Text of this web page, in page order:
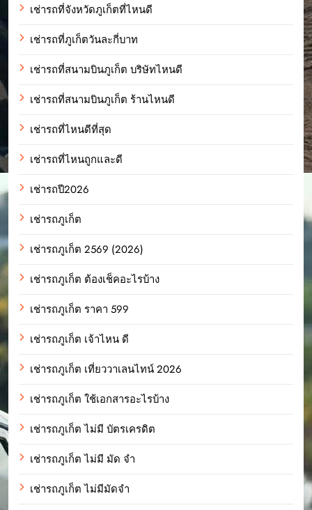
เช่ารถที่จังหวัดภูเก็ตที่ไหนดี
เช่ารถที่ภูเก็ตวันละกี่บาท
เช่ารถที่สนามบินภูเก็ต บริษัทไหนดี
เช่ารถที่สนามบินภูเก็ต ร้านไหนดี
เช่ารถที่ไหนดีที่สุด
เช่ารถที่ไหนถูกและดี
เช่ารถปี2026
เช่ารถภูเก็ต
เช่ารถภูเก็ต 2569 (2026)
เช่ารถภูเก็ต ต้องเช็คอะไรบ้าง
เช่ารถภูเก็ต ราคา 599
เช่ารถภูเก็ต เจ้าไหน ดี
เช่ารถภูเก็ต เที่ยววาเลนไทน์ 2026
เช่ารถภูเก็ต ใช้เอกสารอะไรบ้าง
เช่ารถภูเก็ต ไม่มี บัตรเครดิต
เช่ารถภูเก็ต ไม่มี มัด จํา
เช่ารถภูเก็ต ไม่มีมัดจำ